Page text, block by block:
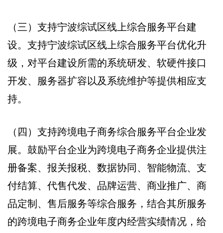
（三）支持宁波综试区线上综合服务平台建
设。支持宁波综试区线上综合服务平台优化升
级，对平台建设所需的系统研发、软硬件接口
开发、服务器扩容以及系统维护等提供相应支
持。
（四）支持跨境电子商务综合服务平台企业发
展。鼓励平台企业为跨境电子商务企业提供注
册备案、报关报税、数据协同、智能物流、支
付结算、代售代发、品牌运营、商业推广、商
品定制、售后服务等综合服务，结合其所服务
的跨境电子商务企业年度内经营实绩情况，给